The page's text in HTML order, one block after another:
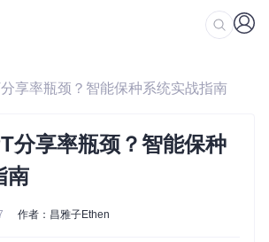
享率瓶颈？智能保种系统实战指南
分享率瓶颈？智能保种
南
作者：昌雅子Ethen